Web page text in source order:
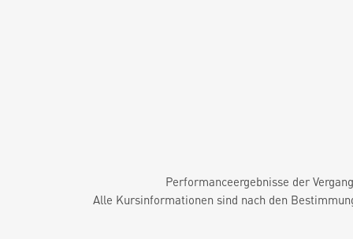
Performanceergebnisse der
Alle Kursinformationen sind nach den